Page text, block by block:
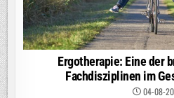
Ergotherapie: Eine der
Fachdisziplinen im
04-08-